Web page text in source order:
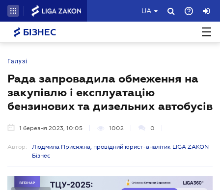
UA
БІЗНЕС
Галузі
Рада запровадила обмеження на
закупівлю і експлуатацію
бензинових та дизельних автобусів
1 березня 2023, 10:05 1002 0
Автор:
Людмила Присяжна, провідний юрист-аналітик LIGA ZAKON
Бізнес